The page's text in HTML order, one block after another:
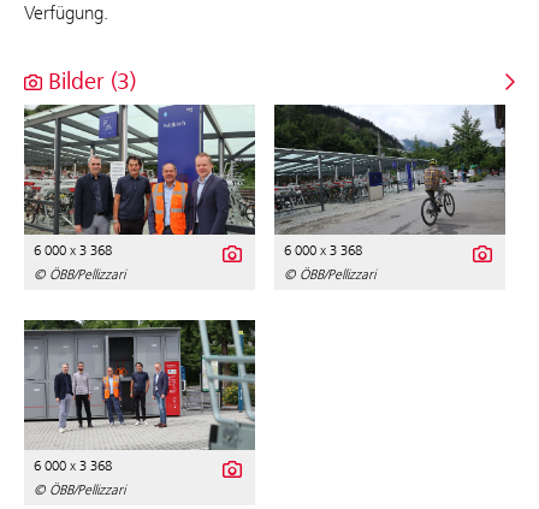
Verfügung.
Bilder (3)
6 000 x 3 368
© ÖBB/Pellizzari
6 000 x 3 368
© ÖBB/Pellizzari
6 000 x 3 368
© ÖBB/Pellizzari